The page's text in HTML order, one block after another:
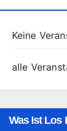
Keine
alle
Was Ist Los